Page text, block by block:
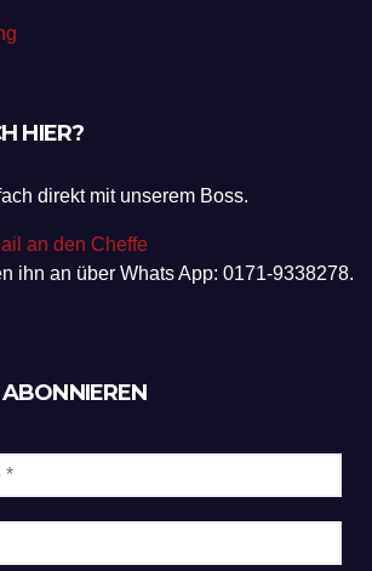
HIER?
direkt mit unserem Boss.
an den Cheffe
ihn an über Whats App: 0171-9338278.